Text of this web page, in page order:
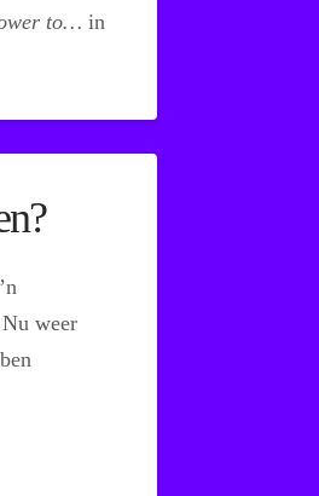
to… in
weer